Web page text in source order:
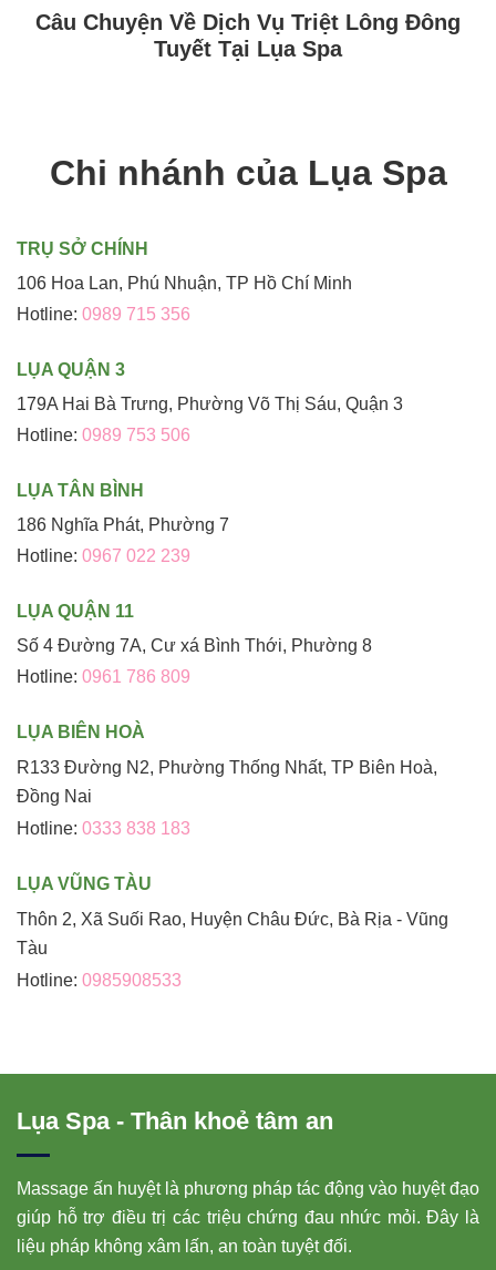
Câu Chuyện Về Dịch Vụ Triệt Lông Đông
Tuyết Tại Lụa Spa
Chi nhánh của Lụa Spa
TRỤ SỞ CHÍNH
106 Hoa Lan, Phú Nhuận, TP Hồ Chí Minh
Hotline: 0989 715 356
LỤA QUẬN 3
179A Hai Bà Trưng, Phường Võ Thị Sáu, Quận 3
Hotline: 0989 753 506
LỤA TÂN BÌNH
186 Nghĩa Phát, Phường 7
Hotline: 0967 022 239
LỤA QUẬN 11
Số 4 Đường 7A, Cư xá Bình Thới, Phường 8
Hotline: 0961 786 809
LỤA BIÊN HOÀ
R133 Đường N2, Phường Thống Nhất, TP Biên Hoà,
Đồng Nai
Hotline: 0333 838 183
LỤA VŨNG TÀU
Thôn 2, Xã Suối Rao, Huyện Châu Đức, Bà Rịa - Vũng
Tàu
Hotline: 0985908533
Lụa Spa - Thân khoẻ tâm an
Massage ấn huyệt là phương pháp tác động vào huyệt đạo
giúp hỗ trợ điều trị các triệu chứng đau nhức mỏi. Đây là
liệu pháp không xâm lấn, an toàn tuyệt đối.